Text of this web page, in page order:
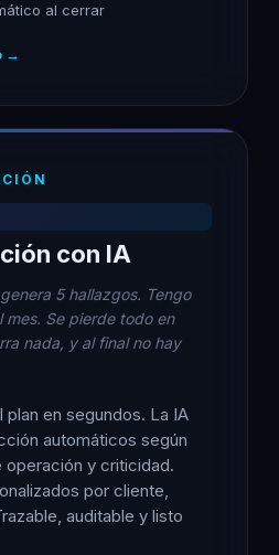
al cerrar
→
con IA
5 hallazgos. Tengo
mes. Se pierde todo en
nada, y al final no hay
plan en segundos. La IA
automáticos según
operación y criticidad.
por cliente,
auditable y listo